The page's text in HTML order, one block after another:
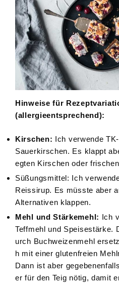
Hinweise für
(allergieentsprechend):
Kirschen: Ich verwende TK-
Sauerkirschen. Es klappt
egten Kirschen oder
Süßungsmittel: Ich
Reissirup. Es müsste aber
Alternativen klappen.
Mehl und Stärkemehl: Ich
Teffmehl und Speisestärke.
urch Buchweizenmehl
h mit einer glutenfreien
Dann ist aber
er für den Teig nötig, damit